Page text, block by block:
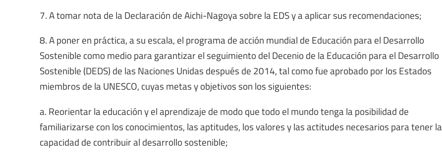
7. A tomar nota de la Declaración de Aichi-Nagoya sobre la EDS y a aplicar sus recomendaciones;
8. A poner en práctica, a su escala, el programa de acción mundial de Educación para el Desarrollo
Sostenible como medio para garantizar el seguimiento del Decenio de la Educación para el Desarrollo
Sostenible (DEDS) de las Naciones Unidas después de 2014, tal como fue aprobado por los Estados
miembros de la UNESCO, cuyas metas y objetivos son los siguientes:
a. Reorientar la educación y el aprendizaje de modo que todo el mundo tenga la posibilidad de
familiarizarse con los conocimientos, las aptitudes, los valores y las actitudes necesarios para tener la
capacidad de contribuir al desarrollo sostenible;